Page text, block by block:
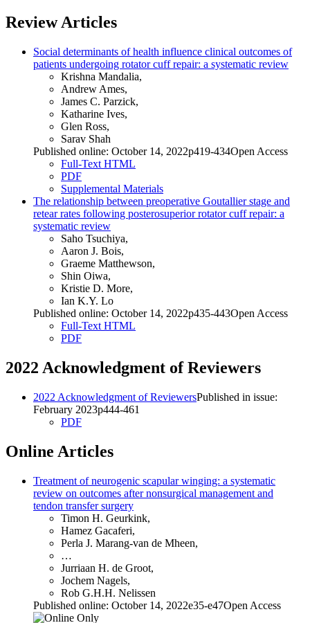
Review Articles
Social determinants of health influence clinical outcomes of
patients undergoing rotator cuff repair: a systematic review
Krishna Mandalia,
Andrew Ames,
James C. Parzick,
Katharine Ives,
Glen Ross,
Sarav Shah
Published online: October 14, 2022p419-434Open Access
Full-Text HTML
PDF
Supplemental Materials
The relationship between preoperative Goutallier stage and
retear rates following posterosuperior rotator cuff repair: a
systematic review
Saho Tsuchiya,
Aaron J. Bois,
Graeme Matthewson,
Shin Oiwa,
Kristie D. More,
Ian K.Y. Lo
Published online: October 14, 2022p435-443Open Access
Full-Text HTML
PDF
2022 Acknowledgment of Reviewers
2022 Acknowledgment of ReviewersPublished in issue:
February 2023p444-461
PDF
Online Articles
Treatment of neurogenic scapular winging: a systematic
review on outcomes after nonsurgical management and
tendon transfer surgery
Timon H. Geurkink,
Hamez Gacaferi,
Perla J. Marang-van de Mheen,
…
Jurriaan H. de Groot,
Jochem Nagels,
Rob G.H.H. Nelissen
Published online: October 14, 2022e35-e47Open Access